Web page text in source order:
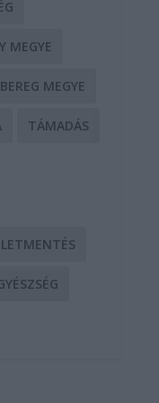
MEGYE
MEGYE
TÁMADÁS